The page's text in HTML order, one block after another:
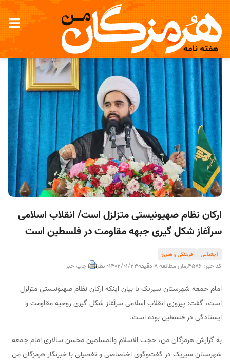
ارکان نظام صهیونیستی متزلزل است/ انقلاب اسلامی
سرآغاز شکل گیری جبهه مقاومت در فلسطین است
اجتماعی فرهنگی و هنری
کد خبر: 4586 زمان مطالعه 8 دقیقه 1402/01/230 نظر چاپ خبر
امام جمعه شهرستان سیریک با بیان اینکه ارکان نظام صهیونیستی متزلزل
است، گفت: پیروزی انقلاب اسلامی سرآغاز شکل گیری روحیه مقاومت و
ایستادگی در فلسطین بوده است.
به گزارش هرمزگان من، حجت الاسلام والمسلمین محسن سالاری امام جمعه
شهرستان سیریک در گفت‌وگوی اختصاصی و تفصیلی با خبرنگار هرمزگان من